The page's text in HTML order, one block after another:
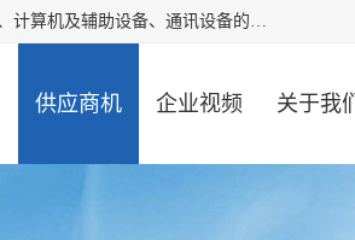
厦门欣锐仪器仪表有限公司成立于2006年，位于厦门市湖里区。公司主营五金产品、电气设备、计算机及辅助设备、通讯设备的批发与零售，同时涉及乐器、照相器材等文化用品的销售。此外，公司还提供通用设备、电气设备、仪器仪表的修理服务，以及信息系统集成、信息技术咨询、数据处理和存储等技术支持。公司致力于为客户提供全面的产品和服务，满足多样化的市场需求。
供应商机 企业视频 关于我们